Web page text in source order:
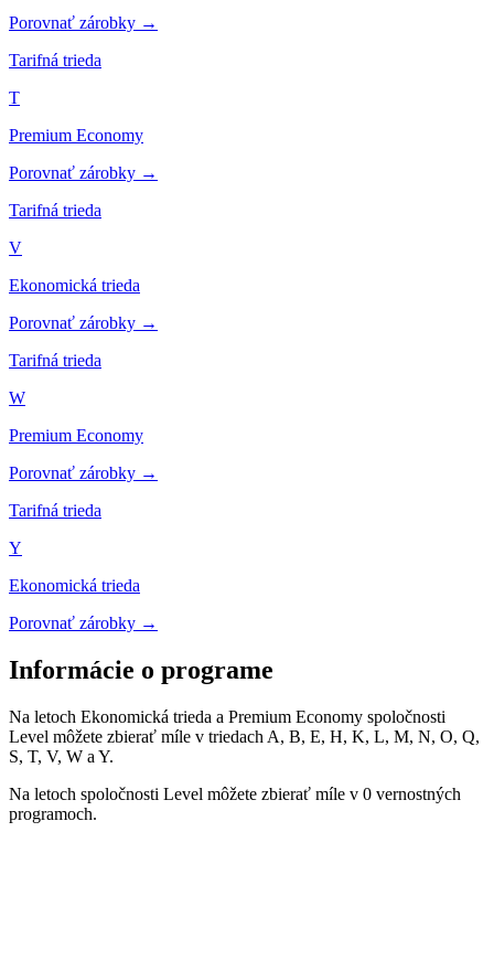
Porovnať zárobky →
Tarifná trieda
T
Premium Economy
Porovnať zárobky →
Tarifná trieda
V
Ekonomická trieda
Porovnať zárobky →
Tarifná trieda
W
Premium Economy
Porovnať zárobky →
Tarifná trieda
Y
Ekonomická trieda
Porovnať zárobky →
Informácie o programe
Na letoch Ekonomická trieda a Premium Economy spoločnosti
Level môžete zbierať míle v triedach A, B, E, H, K, L, M, N, O, Q,
S, T, V, W a Y.
Na letoch spoločnosti Level môžete zbierať míle v 0 vernostných
programoch.